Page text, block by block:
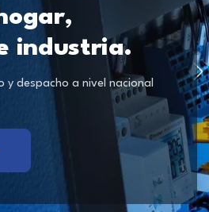
industria.
y despacho a nivel nacional